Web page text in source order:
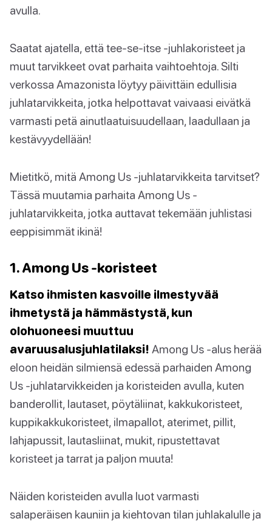
avulla.
Saatat ajatella, että tee-se-itse -juhlakoristeet ja
muut tarvikkeet ovat parhaita vaihtoehtoja. Silti
verkossa Amazonista löytyy päivittäin edullisia
juhlatarvikkeita, jotka helpottavat vaivaasi eivätkä
varmasti petä ainutlaatuisuudellaan, laadullaan ja
kestävyydellään!
Mietitkö, mitä Among Us -juhlatarvikkeita tarvitset?
Tässä muutamia parhaita Among Us -
juhlatarvikkeita, jotka auttavat tekemään juhlistasi
eeppisimmät ikinä!
1. Among Us -koristeet
Katso ihmisten kasvoille ilmestyvää
ihmetystä ja hämmästystä, kun
olohuoneesi muuttuu
avaruusalusjuhlatilaksi! Among Us -alus herää
eloon heidän silmiensä edessä parhaiden Among
Us -juhlatarvikkeiden ja koristeiden avulla, kuten
banderollit, lautaset, pöytäliinat, kakkukoristeet,
kuppikakkukoristeet, ilmapallot, aterimet, pillit,
lahjapussit, lautasliinat, mukit, ripustettavat
koristeet ja tarrat ja paljon muuta!
Näiden koristeiden avulla luot varmasti
salaperäisen kauniin ja kiehtovan tilan juhlakalulle ja